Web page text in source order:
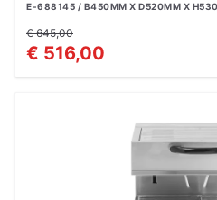
E-688145 / B450MM X D520MM X
€ 645,00
€ 516,00